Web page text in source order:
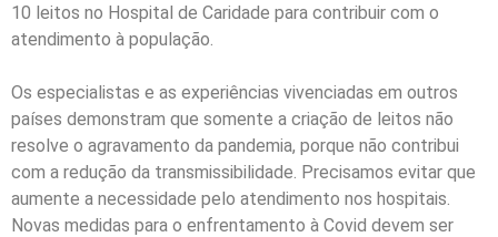
10 leitos no Hospital de Caridade para contribuir com o
atendimento à população.
Os especialistas e as experiências vivenciadas em outros
países demonstram que somente a criação de leitos não
resolve o agravamento da pandemia, porque não contribui
com a redução da transmissibilidade. Precisamos evitar que
aumente a necessidade pelo atendimento nos hospitais.
Novas medidas para o enfrentamento à Covid devem ser